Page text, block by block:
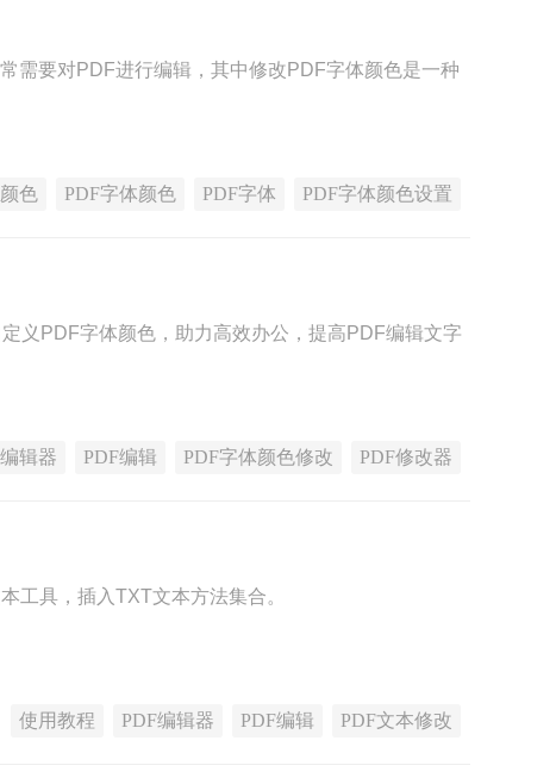
需要对PDF进行编辑，其中修改PDF字体颜色是一种
色 PDF字体颜色 PDF字体 PDF字体颜色设置
义PDF字体颜色，助力高效办公，提高PDF编辑文字
辑器 PDF编辑 PDF字体颜色修改 PDF修改器
工具，插入TXT文本方法集合。
使用教程 PDF编辑器 PDF编辑 PDF文本修改